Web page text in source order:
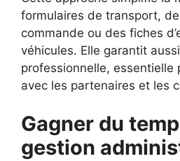
formulaires de transport,
commande ou des fiches
véhicules. Elle garantit
professionnelle, essentielle
avec les partenaires et les
Gagner du
gestion